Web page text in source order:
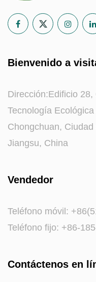
Bienvenido a
Dirección:Edificio
Tecnología
Chongchuan,
Jiangsu, China
Vendedor
Teléfono móvil:
Teléfono fijo: +86-
Contáctenos en